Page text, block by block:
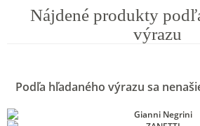
Nájdené produkty
výrazu
Podľa hľadaného výrazu sa